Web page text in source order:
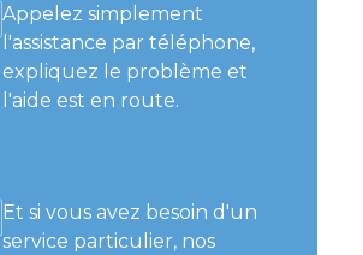
Appelez simplement
l'assistance par téléphone,
expliquez le problème et
l'aide est en route.
Et si vous avez besoin d'un
service particulier, nos